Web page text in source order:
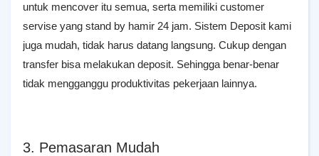
untuk mencover itu semua, serta memiliki customer
servise yang stand by hamir 24 jam. Sistem Deposit kami
juga mudah, tidak harus datang langsung. Cukup dengan
transfer bisa melakukan deposit. Sehingga benar-benar
tidak mengganggu produktivitas pekerjaan lainnya.
3. Pemasaran Mudah